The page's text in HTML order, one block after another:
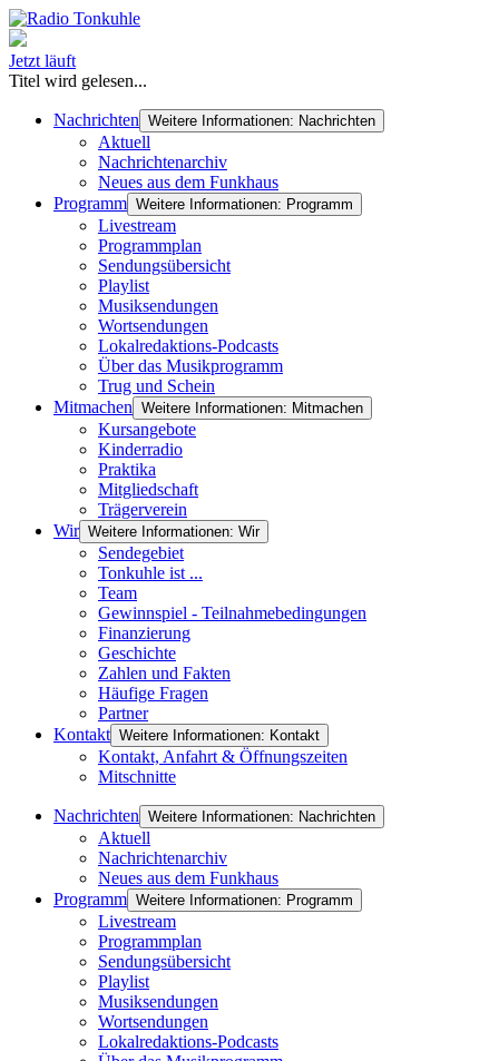
Jetzt läuft
Titel wird gelesen...
Nachrichten Weitere Informationen: Nachrichten
Aktuell
Nachrichtenarchiv
Neues aus dem Funkhaus
Programm Weitere Informationen: Programm
Livestream
Programmplan
Sendungsübersicht
Playlist
Musiksendungen
Wortsendungen
Lokalredaktions-Podcasts
Über das Musikprogramm
Trug und Schein
Mitmachen Weitere Informationen: Mitmachen
Kursangebote
Kinderradio
Praktika
Mitgliedschaft
Trägerverein
Wir Weitere Informationen: Wir
Sendegebiet
Tonkuhle ist ...
Team
Gewinnspiel - Teilnahmebedingungen
Finanzierung
Geschichte
Zahlen und Fakten
Häufige Fragen
Partner
Kontakt Weitere Informationen: Kontakt
Kontakt, Anfahrt & Öffnungszeiten
Mitschnitte
Nachrichten Weitere Informationen: Nachrichten
Aktuell
Nachrichtenarchiv
Neues aus dem Funkhaus
Programm Weitere Informationen: Programm
Livestream
Programmplan
Sendungsübersicht
Playlist
Musiksendungen
Wortsendungen
Lokalredaktions-Podcasts